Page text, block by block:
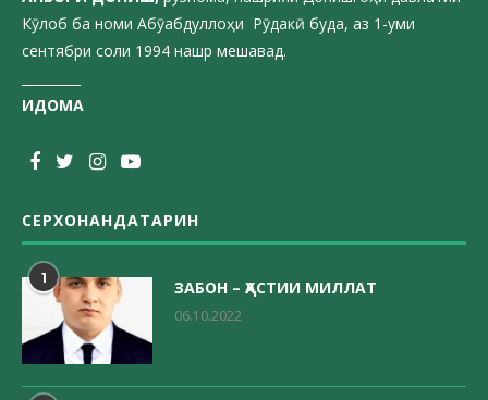
Кӯлоб ба номи Абӯабдуллоҳи Рӯдакӣ буда, аз 1-уми
сентябри соли 1994 нашр мешавад.
ИДОМА
СЕРХОНАНДАТАРИН
1 ЗАБОН – ҲАСТИИ МИЛЛАТ
06.10.2022